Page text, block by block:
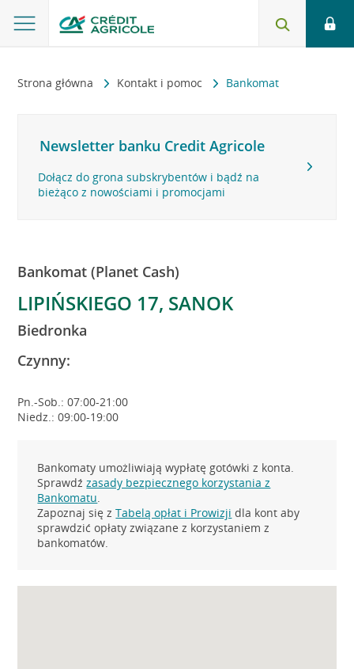
Strona główna Kontakt i pomoc Bankomat
Newsletter banku Credit Agricole
Dołącz do grona subskrybentów i bądź na
bieżąco z nowościami i promocjami
Bankomat (Planet Cash)
LIPIŃSKIEGO 17, SANOK
Biedronka
Czynny:
Pn.-Sob.: 07:00-21:00
Niedz.: 09:00-19:00
Bankomaty umożliwiają wypłatę gotówki z konta.
Sprawdźzasady bezpiecznego korzystania z
Bankomatu.
Zapoznaj się zTabelą opłat i Prowizji dla kont aby
sprawdzić opłaty związane z korzystaniem z
bankomatów.